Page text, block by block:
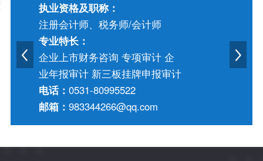
执业资格及职称：
注册会计师、税务师/会计师
专业特长：
企业上市财务咨询 专项审计 企
业年报审计 新三板挂牌申报审计
电话： 0531-80995522
邮箱： 983344266@qq.com